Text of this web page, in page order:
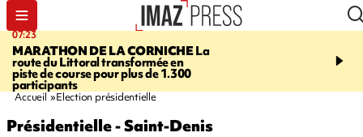
07:23
MARATHON DE LA CORNICHELa
route du Littoral transformée en
piste de course pour plus de 1.300
participants
08:37
braderie de l'océan
Accueil Election présidentielle
Présidentielle - Saint-Denis